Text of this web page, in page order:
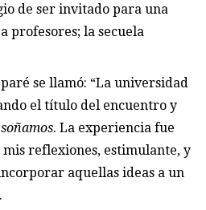
de ser invitado para una
profesores; la secuela
se llamó: “La universidad
el título del encuentro y
. La experiencia fue
reflexiones, estimulante, y
aquellas ideas a un